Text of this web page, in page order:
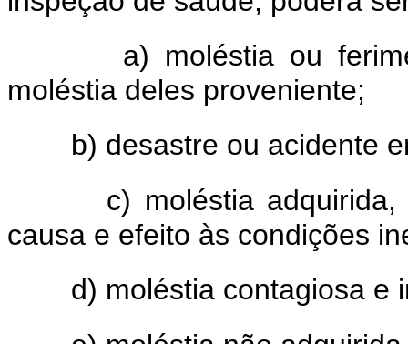
a) moléstia ou
moléstia deles proveniente;
b) desastre ou acidente
c) moléstia
causa e efeito às condições
d) moléstia contagiosa e